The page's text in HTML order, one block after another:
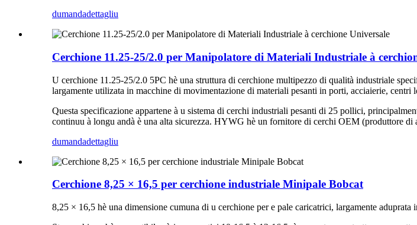
dumandadettagliu
Cerchione 11.25-25/2.0 per Manipolatore di Materiali Industriale à
U cerchione 11.25-25/2.0 5PC hè una struttura di cerchione multipezzo di qualità industriale
largamente utilizata in macchine di movimentazione di materiali pesanti in porti, acciaierie,
Questa specificazione appartene à u sistema di cerchi industriali pesanti di 25 pollici,
continuu à longu andà è una alta sicurezza. HYWG hè un fornitore di cerchi OEM (produttore
dumandadettagliu
Cerchione 8,25 × 16,5 per cerchione industriale Minipale Bobcat
8,25 × 16,5 hè una dimensione cumuna di u cerchione per e pale caricatrici, largamente aduprata